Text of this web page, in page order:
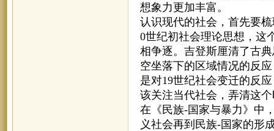
想象力更加丰富。
认识现代的社会，首先要
0世纪初社会理论思想，这
相争逐。吉登斯厘清了古
空坐落下的区域情况的反
是对19世纪社会变迁的反
该关注当代社会，弄清这
在《民族-国家与暴力》中
义社会再到民族-国家的形